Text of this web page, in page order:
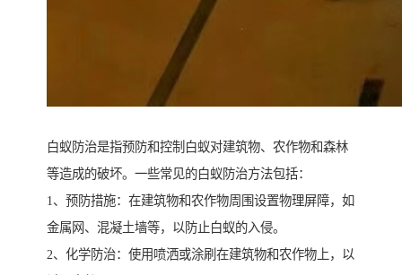
白蚁防治是指预防和控制白蚁对建筑物、农作物和森林
等造成的破坏。一些常见的白蚁防治方法包括：
1、预防措施：在建筑物和农作物周围设置物理屏障，如
金属网、混凝土墙等，以防止白蚁的入侵。
2、化学防治：使用喷洒或涂刷在建筑物和农作物上，以